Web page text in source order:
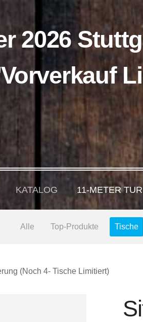
2026
KATALOG 11-METER
Alle Top-Produkte Tische
(Noch 4- Tische Limitiert)